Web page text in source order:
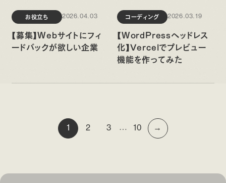
【募集】Webサイトにフィ
ードバックが欲しい企業
お役立ち 2026.04.03
【WordPressヘッドレス
化】Vercelでプレビュー
機能を作ってみた
コーディング 2026.03.19
1 2 3 … 10 →